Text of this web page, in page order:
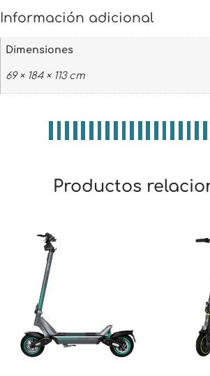
Información adicional
Dimensiones
69 × 184 × 113 cm
Productos